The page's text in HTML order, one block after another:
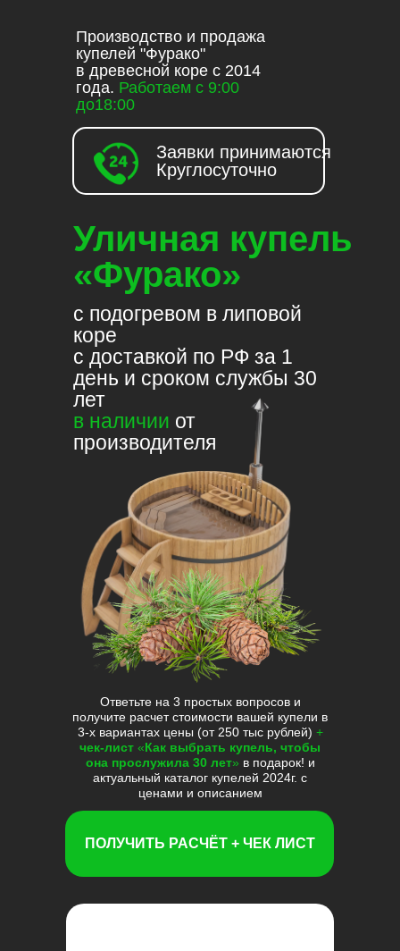
Уличная купель
«Фурако»
Ответьте на 3 простых вопросов и
получите расчет стоимости вашей купели в
3-х вариантах цены (от 250 тыс рублей) +
чек-лист «Как выбрать купель, чтобы
она прослужила 30 лет» в подарок! и
актуальный каталог купелей 2024г. с
ценами и описанием
Производство и продажа
купелей "Фурако"
в древесной коре с 2014
года. Работаем с 9:00
до18:00
с подогревом в липовой
коре
с доставкой по РФ за 1
день и сроком службы 30
лет
в наличии от
производителя
ПОЛУЧИТЬ РАСЧЁТ + ЧЕК ЛИСТ
Заявки принимаются
Круглосуточно